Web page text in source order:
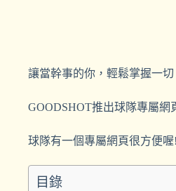
讓當幹事的你，輕鬆掌握一切
GOODSHOT推出球隊專屬網
球隊有一個專屬網頁很方便
目錄